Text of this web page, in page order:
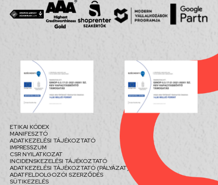
ETIKAI KÓDEX
MANIFESZTÓ
ADATKEZELÉSI TÁJÉKOZTATÓ
IMPRESSZUM
CSR NYILATKOZAT
INCIDENSKEZELÉSI TÁJÉKOZTATÓ
ADATKEZELÉSI TÁJÉKOZTATÓ (PÁLYÁZAT)
ADATFELDOLGOZÓI SZERZŐDÉS
SÜTIKEZELÉS